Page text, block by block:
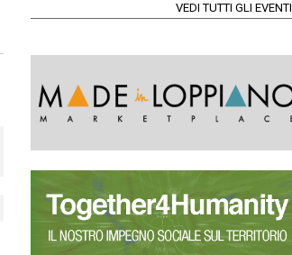
VEDI TUTTI GLI EVENTI